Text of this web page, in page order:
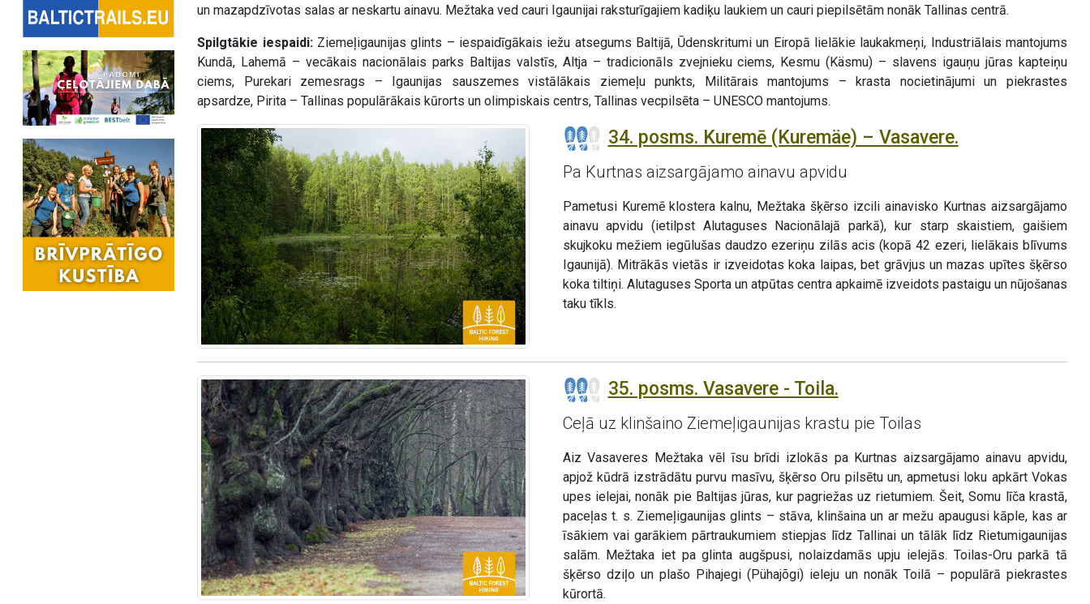
un mazapdzīvotas salas ar neskartu ainavu. Mežtaka ved cauri Igaunijai raksturīgajiem kadiķu laukiem un cauri piepilsētām nonāk Tallinas centrā.
Spilgtākie iespaidi:Ziemeļigaunijas glints – iespaidīgākais iežu atsegums Baltijā, Ūdenskritumi un Eiropā lielākie laukakmeņi, Industriālais mantojums
Kundā, Lahemā – vecākais nacionālais parks Baltijas valstīs, Altja – tradicionāls zvejnieku ciems, Kesmu (Käsmu) – slavens igauņu jūras kapteiņu
ciems, Purekari zemesrags – Igaunijas sauszemes vistālākais ziemeļu punkts, Militārais mantojums – krasta nocietinājumi un piekrastes
apsardze, Pirita – Tallinas populārākais kūrorts un olimpiskais centrs, Tallinas vecpilsēta – UNESCO mantojums.
34. posms. Kuremē (Kuremäe) – Vasavere.
Pa Kurtnas aizsargājamo ainavu apvidu
Pametusi Kuremē klostera kalnu, Mežtaka šķērso izcili ainavisko Kurtnas aizsargājamo
ainavu apvidu (ietilpst Alutaguses Nacionālajā parkā), kur starp skaistiem, gaišiem
skujkoku mežiem iegūlušas daudzo ezeriņu zilās acis (kopā 42 ezeri, lielākais blīvums
Igaunijā). Mitrākās vietās ir izveidotas koka laipas, bet grāvjus un mazas upītes šķērso
koka tiltiņi. Alutaguses Sporta un atpūtas centra apkaimē izveidots pastaigu un nūjošanas
taku tīkls.
35. posms. Vasavere - Toila.
Ceļā uz klinšaino Ziemeļigaunijas krastu pie Toilas
Aiz Vasaveres Mežtaka vēl īsu brīdi izlokās pa Kurtnas aizsargājamo ainavu apvidu,
apjož kūdrā izstrādātu purvu masīvu, šķērso Oru pilsētu un, apmetusi loku apkārt Vokas
upes ielejai, nonāk pie Baltijas jūras, kur pagriežas uz rietumiem. Šeit, Somu līča krastā,
paceļas t. s. Ziemeļigaunijas glints – stāva, klinšaina un ar mežu apaugusi kāple, kas ar
īsākiem vai garākiem pārtraukumiem stiepjas līdz Tallinai un tālāk līdz Rietumigaunijas
salām. Mežtaka iet pa glinta augšpusi, nolaizdamās upju ielejās. Toilas-Oru parkā tā
šķērso dziļo un plašo Pihajegi (Pühajõgi) ieleju un nonāk Toilā – populārā piekrastes
kūrortā.